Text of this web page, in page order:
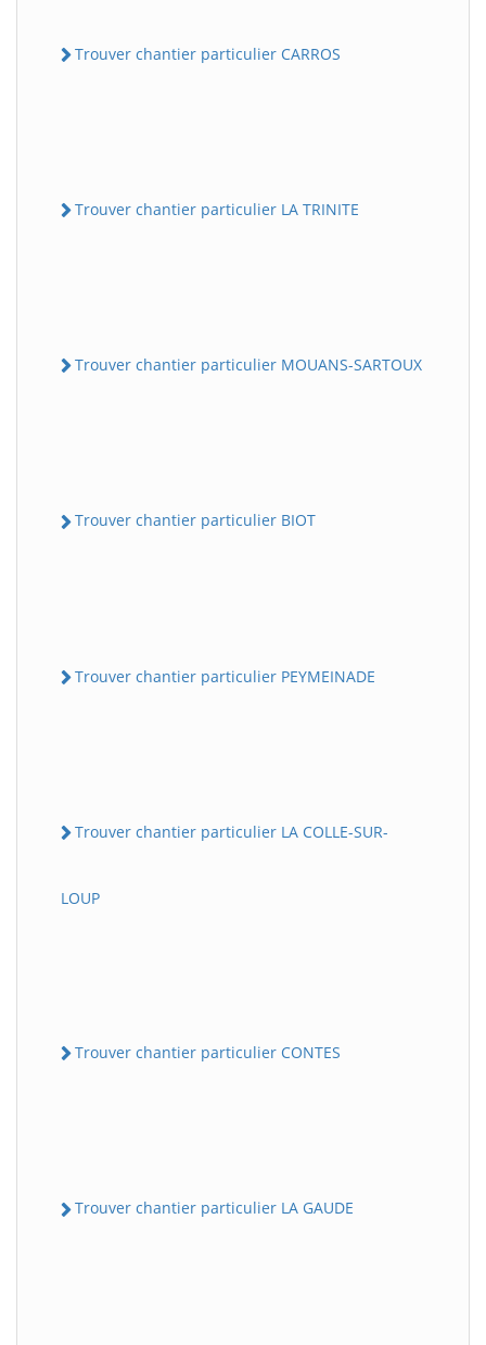
Trouver chantier particulier CARROS
Trouver chantier particulier LA TRINITE
Trouver chantier particulier MOUANS-SARTOUX
Trouver chantier particulier BIOT
Trouver chantier particulier PEYMEINADE
Trouver chantier particulier LA COLLE-SUR-
LOUP
Trouver chantier particulier CONTES
Trouver chantier particulier LA GAUDE